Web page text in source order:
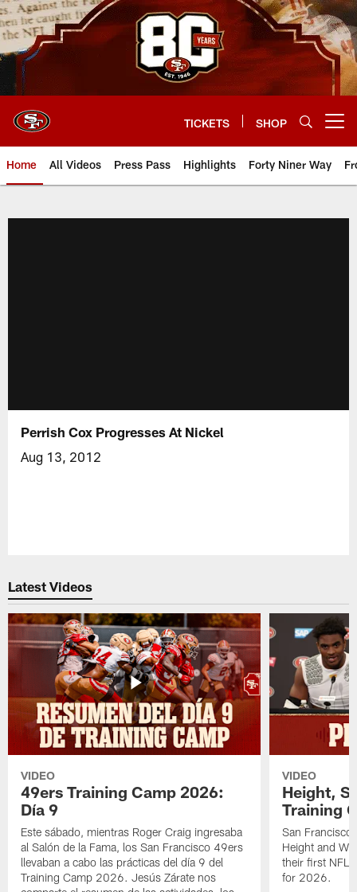
Skip
to
main
content
TICKETS SHOP
Home All Videos Press Pass Highlights Forty Niner Way
Perrish Cox Progresses At Nickel
Aug 13, 2012
Latest Videos
VIDEO
49ers Training Camp 2026:
Día 9
Este sábado, mientras Roger Craig ingresaba
al Salón de la Fama, los San Francisco 49ers
llevaban a cabo las prácticas del día 9 del
Training Camp 2026. Jesús Zárate nos
VIDEO
Height,
Training
San Francisco
Height and
their first NFL
for 2026.